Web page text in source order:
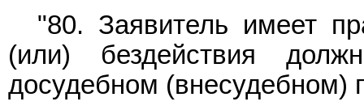
"80. Заявитель имеет
(или) бездействия
досудебном (внесудебном)